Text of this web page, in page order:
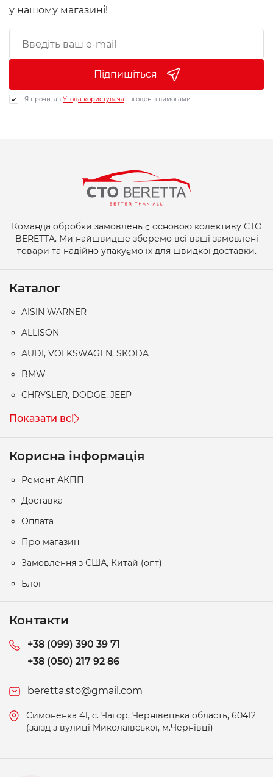
у нашому магазині!
Підпишіться
Я прочитав Угода користувача і згоден з вимогами
Команда обробки замовлень є основою колективу СТО
BERETTA. Ми найшвидше зберемо всі ваші замовлені
товари та надійно упакуємо їх для швидкої доставки.
Каталог
AISIN WARNER
ALLISON
AUDI, VOLKSWAGEN, SKODA
BMW
CHRYSLER, DODGE, JEEP
Показати всі
Корисна інформація
Ремонт АКПП
Доставка
Оплата
Про магазин
Замовлення з США, Китай (опт)
Блог
Контакти
+38 (099) 390 39 71
+38 (050) 217 92 86
beretta.sto@gmail.com
Симоненка 41, c. Чагор, Чернівецька область, 60412
(заїзд з вулиці Миколаївської, м.Чернівці)